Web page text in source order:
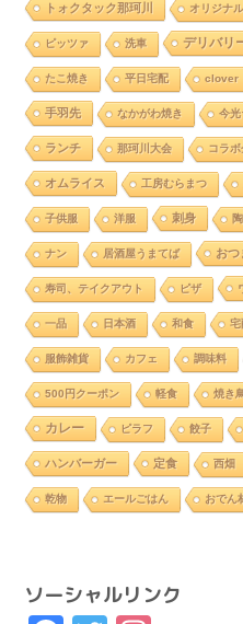
トォクタック那珂川 オリジナ
ピッツァ 洗車 デリバリ
たこ焼き 平日宅配 clover
手羽先 なかがわ焼き 今
ランチ 那珂川大会 コラ
オムライス 工房むらまつ
子供服 洋服 刺身
ナン 居酒屋うまてば おつ
寿司、テイクアウト ピザ
一品 日本酒 和食 宅
服飾雑貨 カフェ 調味料
500円クーポン 軽食 焼き
カレー ピラフ 餃子
ハンバーガー 定食 西畑
乾物 エールごはん おでん
ソーシャルリンク